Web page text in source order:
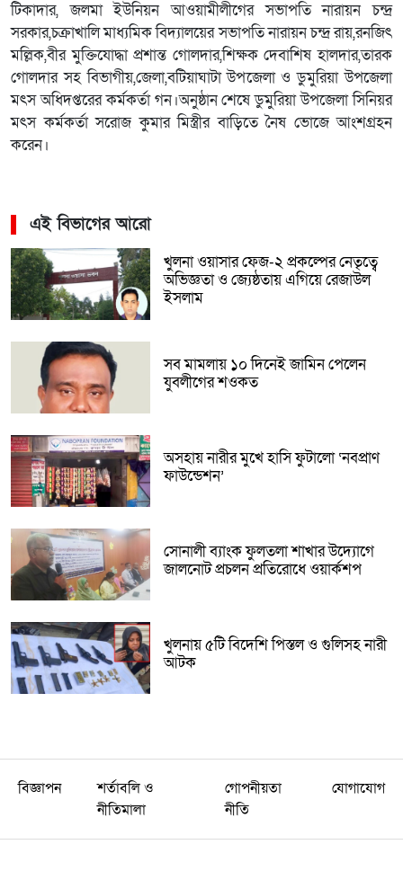
টিকাদার, জলমা ইউনিয়ন আওয়ামীলীগের সভাপতি নারায়ন চন্দ্র
সরকার,চক্রাখালি মাধ্যমিক বিদ্যালয়ের সভাপতি নারায়ন চন্দ্র রায়,রনজিৎ
মল্লিক,বীর মুক্তিযোদ্ধা প্রশান্ত গোলদার,শিক্ষক দেবাশিষ হালদার,তারক
গোলদার সহ বিভাগীয়,জেলা,বটিয়াঘাটা উপজেলা ও ডুমুরিয়া উপজেলা
মৎস অধিদপ্তরের কর্মকর্তা গন।অনুষ্ঠান শেষে ডুমুরিয়া উপজেলা সিনিয়র
মৎস কর্মকর্তা সরোজ কুমার মিস্ত্রীর বাড়িতে নৈষ ভোজে আংশগ্রহন
করেন।
এই বিভাগের আরো
খুলনা ওয়াসার ফেজ-২ প্রকল্পের নেতৃত্বে
অভিজ্ঞতা ও জ্যেষ্ঠতায় এগিয়ে রেজাউল
ইসলাম
সব মামলায় ১০ দিনেই জামিন পেলেন
যুবলীগের শওকত
অসহায় নারীর মুখে হাসি ফুটালো ‘নবপ্রাণ
ফাউন্ডেশন’
সোনালী ব্যাংক ফুলতলা শাখার উদ্যোগে
জালনোট প্রচলন প্রতিরোধে ওয়ার্কশপ
খুলনায় ৫টি বিদেশি পিস্তল ও গুলিসহ নারী
আটক
বিজ্ঞাপন
শর্তাবলি ও
নীতিমালা
গোপনীয়তা
নীতি
যোগাযোগ